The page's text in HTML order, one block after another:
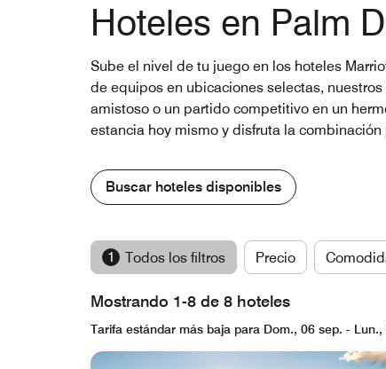
Hoteles en Palm
Sube el nivel de tu juego en los hoteles
de equipos en ubicaciones selectas,
amistoso o un partido competitivo en un
estancia hoy mismo y disfruta la
Buscar hoteles disponibles
1 Todos los filtros Precio
Mostrando 1-8 de 8 hoteles
Tarifa estándar más baja para Dom., 06 sep. - Lun.,